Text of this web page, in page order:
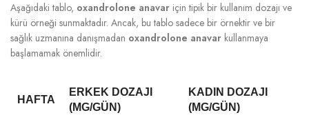
Aşağıdaki tablo, oxandrolone anavar için tipik bir kullanım dozajı ve
kürü örneği sunmaktadır. Ancak, bu tablo sadece bir örnektir ve bir
sağlık uzmanına danışmadan oxandrolone anavar kullanmaya
başlamamak önemlidir.
HAFTA
ERKEK DOZAJI
(MG/GÜN)
KADIN DOZAJI
(MG/GÜN)